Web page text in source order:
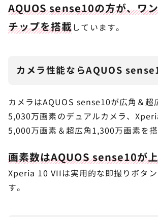
AQUOS sense10の方が、ワ
チップ​を搭載しています。
カメラ性能ならAQUOS
カメラはAQUOS sense10が広角＆超
5,030万画素のデュアルカメラ、
5,000万画素＆超広角1,300万画素を搭
画素数はAQUOS sense10が
Xperia 10 VIIは実用的な即撮りボタ
す。